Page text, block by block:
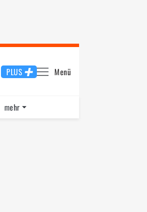
PLUS Menü
mehr